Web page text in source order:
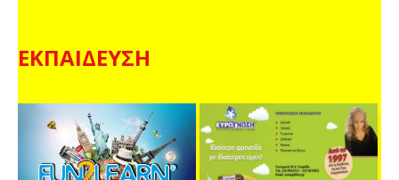
ΕΚΠΑΙΔΕΥΣΗ